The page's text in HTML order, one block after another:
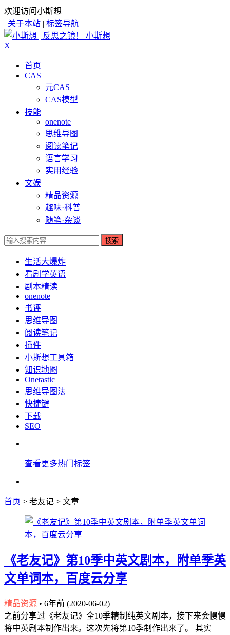
欢迎访问小斯想
| 关于本站 | 标签导航
小斯想
X
首页
CAS
元CAS
CAS模型
技能
onenote
思维导图
阅读笔记
语言学习
实用经验
文娱
精品资源
趣味·科普
随笔·杂谈
搜索
生活大爆炸
看剧学英语
剧本精读
onenote
书评
思维导图
阅读笔记
插件
小斯想工具箱
知识地图
Onetastic
思维导图法
快捷键
下载
SEO
查看更多热门标签
首页 > 老友记 > 文章
《老友记》第10季中英文剧本，附单季英
文单词本，百度云分享
精品资源 • 6年前 (2020-06-02)
之前分享过《老友记》全10季精制纯英文剧本，接下来会慢慢
将中英剧本制作出来。这次先将第10季制作出来了。 其实